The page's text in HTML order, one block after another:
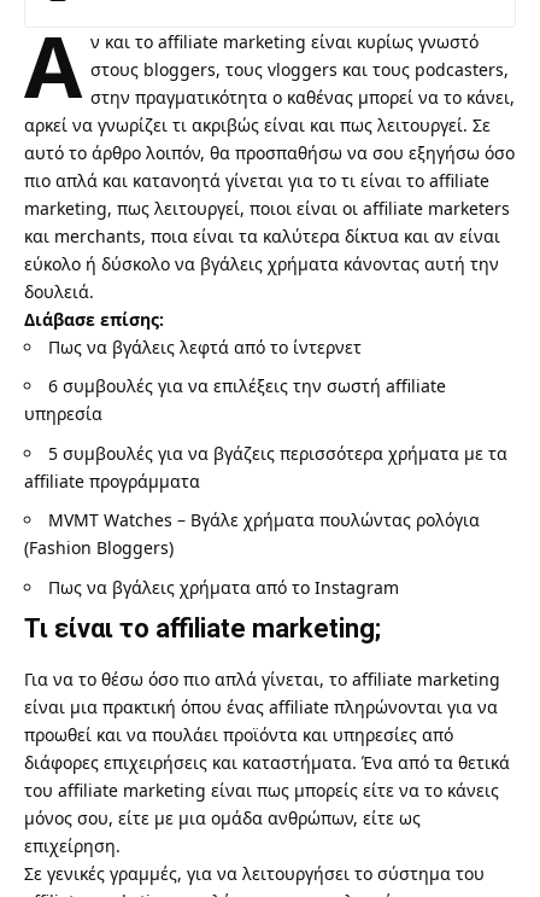
Α ν και το affiliate marketing είναι κυρίως γνωστό
στους bloggers, τους vloggers και τους podcasters,
στην πραγματικότητα ο καθένας μπορεί να το κάνει,
αρκεί να γνωρίζει τι ακριβώς είναι και πως λειτουργεί. Σε
αυτό το άρθρο λοιπόν, θα προσπαθήσω να σου εξηγήσω όσο
πιο απλά και κατανοητά γίνεται για το τι είναι το affiliate
marketing, πως λειτουργεί, ποιοι είναι οι affiliate marketers
και merchants, ποια είναι τα καλύτερα δίκτυα και αν είναι
εύκολο ή δύσκολο να βγάλεις χρήματα κάνοντας αυτή την
δουλειά.
Διάβασε επίσης:
Πως να βγάλεις λεφτά από το ίντερνετ
6 συμβουλές για να επιλέξεις την σωστή affiliate
υπηρεσία
5 συμβουλές για να βγάζεις περισσότερα χρήματα με τα
affiliate προγράμματα
MVMT Watches – Βγάλε χρήματα πουλώντας ρολόγια
(Fashion Bloggers)
Πως να βγάλεις χρήματα από το Instagram
Τι είναι το affiliate marketing;
Για να το θέσω όσο πιο απλά γίνεται, το affiliate marketing
είναι μια πρακτική όπου ένας affiliate πληρώνονται για να
προωθεί και να πουλάει προϊόντα και υπηρεσίες από
διάφορες επιχειρήσεις και καταστήματα. Ένα από τα θετικά
του affiliate marketing είναι πως μπορείς είτε να το κάνεις
μόνος σου, είτε με μια ομάδα ανθρώπων, είτε ως
επιχείρηση.
Σε γενικές γραμμές, για να λειτουργήσει το σύστημα του